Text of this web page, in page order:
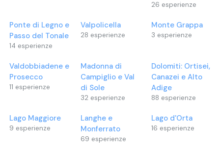
26 esperienze
Ponte di Legno e
Passo del Tonale
14 esperienze
Valpolicella
28 esperienze
Monte Grappa
3 esperienze
Valdobbiadene e
Prosecco
11 esperienze
Madonna di
Campiglio e Val
di Sole
32 esperienze
Dolomiti: Ortisei,
Canazei e Alto
Adige
88 esperienze
Lago Maggiore
9 esperienze
Langhe e
Monferrato
69 esperienze
Lago d'Orta
16 esperienze